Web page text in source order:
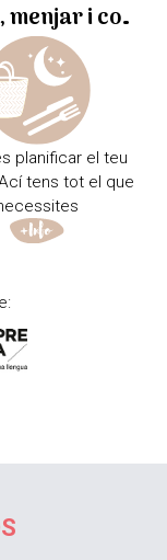
Dormir, menjar i comprar
planificar el teu
tens tot el que